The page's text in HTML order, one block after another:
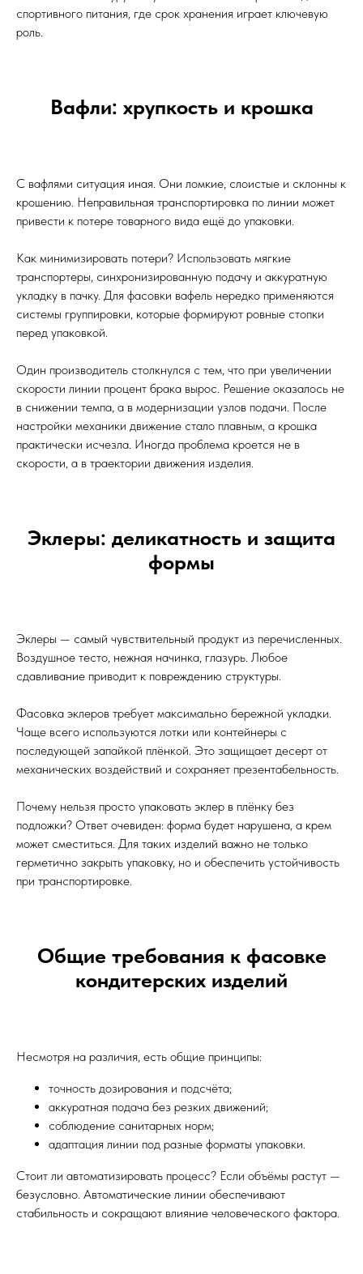
спортивного питания, где срок хранения играет ключевую
роль.
Вафли: хрупкость и крошка
С вафлями ситуация иная. Они ломкие, слоистые и склонны к
крошению. Неправильная транспортировка по линии может
привести к потере товарного вида ещё до упаковки.
Как минимизировать потери? Использовать мягкие
транспортеры, синхронизированную подачу и аккуратную
укладку в пачку. Для фасовки вафель нередко применяются
системы группировки, которые формируют ровные стопки
перед упаковкой.
Один производитель столкнулся с тем, что при увеличении
скорости линии процент брака вырос. Решение оказалось не
в снижении темпа, а в модернизации узлов подачи. После
настройки механики движение стало плавным, а крошка
практически исчезла. Иногда проблема кроется не в
скорости, а в траектории движения изделия.
Эклеры: деликатность и защита
формы
Эклеры — самый чувствительный продукт из перечисленных.
Воздушное тесто, нежная начинка, глазурь. Любое
сдавливание приводит к повреждению структуры.
Фасовка эклеров требует максимально бережной укладки.
Чаще всего используются лотки или контейнеры с
последующей запайкой плёнкой. Это защищает десерт от
механических воздействий и сохраняет презентабельность.
Почему нельзя просто упаковать эклер в плёнку без
подложки? Ответ очевиден: форма будет нарушена, а крем
может сместиться. Для таких изделий важно не только
герметично закрыть упаковку, но и обеспечить устойчивость
при транспортировке.
Общие требования к фасовке
кондитерских изделий
Несмотря на различия, есть общие принципы:
точность дозирования и подсчёта;
аккуратная подача без резких движений;
соблюдение санитарных норм;
адаптация линии под разные форматы упаковки.
Стоит ли автоматизировать процесс? Если объёмы растут —
безусловно. Автоматические линии обеспечивают
стабильность и сокращают влияние человеческого фактора.